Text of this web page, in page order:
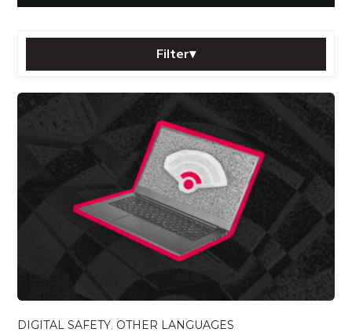
Filter▾
Category:
Filter
Reset
DIGITAL SAFETY, OTHER LANGUAGES